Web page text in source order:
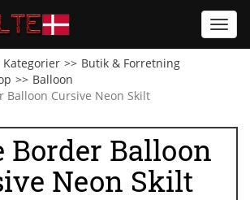
Kategorier
Butik & Forretning
Balloon
Balloon Cursive Neon Skilt
Border Balloon
Neon Skilt